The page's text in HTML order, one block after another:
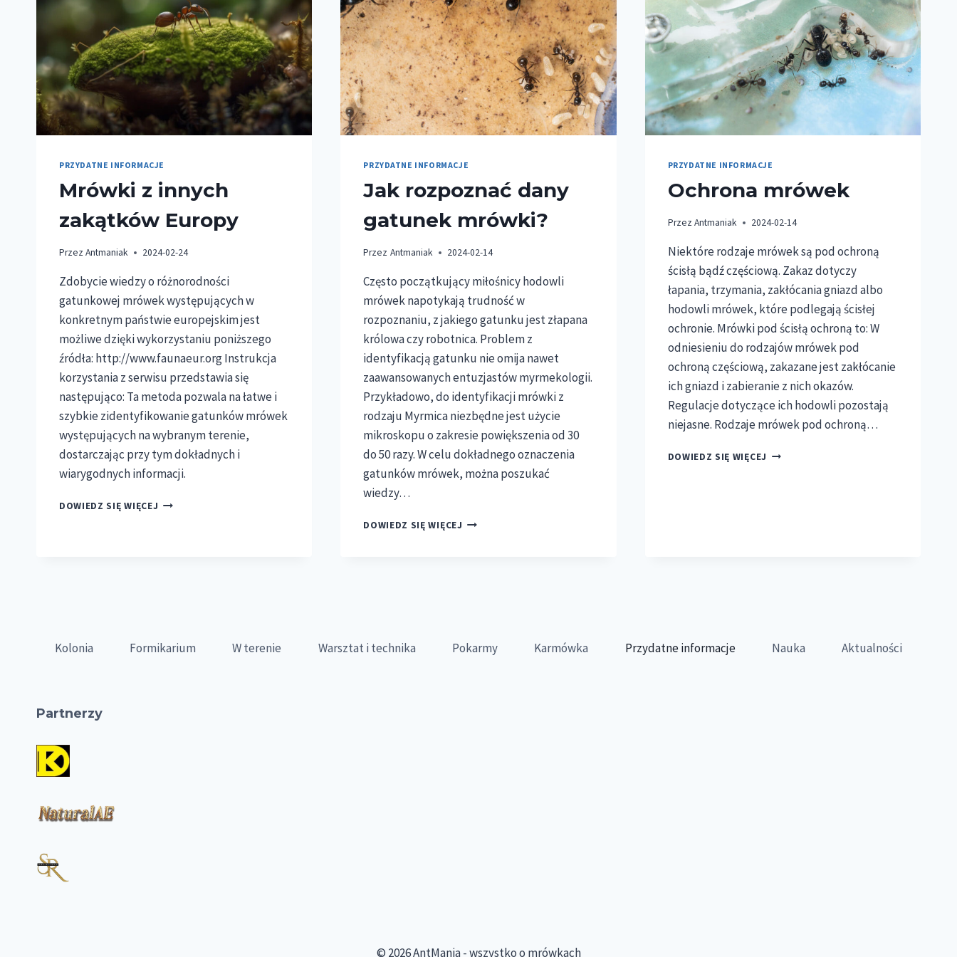
PRZYDATNE INFORMACJE
Mrówki z innych
zakątków Europy
Przez Antmaniak 2024-02-24
Zdobycie wiedzy o różnorodności
gatunkowej mrówek występujących w
konkretnym państwie europejskim jest
możliwe dzięki wykorzystaniu poniższego
źródła: http://www.faunaeur.org Instrukcja
korzystania z serwisu przedstawia się
następująco: Ta metoda pozwala na łatwe i
szybkie zidentyfikowanie gatunków mrówek
występujących na wybranym terenie,
dostarczając przy tym dokładnych i
wiarygodnych informacji.
DOWIEDZ SIĘ WIĘCEJ MRÓWKI
PRZYDATNE INFORMACJE
Jak rozpoznać dany
gatunek mrówki?
Przez Antmaniak 2024-02-14
Często początkujący miłośnicy hodowli
mrówek napotykają trudność w
rozpoznaniu, z jakiego gatunku jest złapana
królowa czy robotnica. Problem z
identyfikacją gatunku nie omija nawet
zaawansowanych entuzjastów myrmekologii.
Przykładowo, do identyfikacji mrówki z
rodzaju Myrmica niezbędne jest użycie
mikroskopu o zakresie powiększenia od 30
do 50 razy. W celu dokładnego oznaczenia
gatunków mrówek, można poszukać
wiedzy…
DOWIEDZ SIĘ WIĘCEJ JAK
PRZYDATNE INFORMACJE
Ochrona mrówek
Przez Antmaniak 2024-02-14
Niektóre rodzaje mrówek są pod ochroną
ścisłą bądź częściową. Zakaz dotyczy
łapania, trzymania, zakłócania gniazd albo
hodowli mrówek, które podlegają ścisłej
ochronie. Mrówki pod ścisłą ochroną to: W
odniesieniu do rodzajów mrówek pod
ochroną częściową, zakazane jest zakłócanie
ich gniazd i zabieranie z nich okazów.
Regulacje dotyczące ich hodowli pozostają
niejasne. Rodzaje mrówek pod ochroną…
DOWIEDZ SIĘ WIĘCEJ OCHRONA
Kolonia Formikarium W terenie Warsztat i technika Pokarmy Karmówka Przydatne informacje Nauka Aktualności
Partnerzy
© 2026 AntMania - wszystko o mrówkach